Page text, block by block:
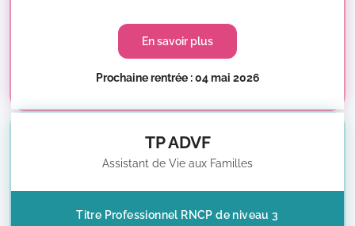
En savoir plus
Prochaine rentrée : 04 mai 2026
TP ADVF
Assistant de Vie aux Familles
Titre Professionnel RNCP de niveau 3